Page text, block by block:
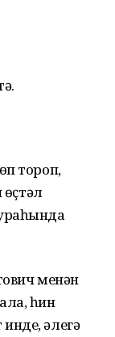
тороп,
менән
һин
әлегә